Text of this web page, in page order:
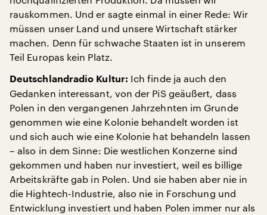
rauskommen. Und er sagte einmal in einer Rede: Wir
müssen unser Land und unsere Wirtschaft stärker
machen. Denn für schwache Staaten ist in unserem
Teil Europas kein Platz.
Deutschlandradio Kultur: Ich finde ja auch den
Gedanken interessant, von der PiS geäußert, dass
Polen in den vergangenen Jahrzehnten im Grunde
genommen wie eine Kolonie behandelt worden ist
und sich auch wie eine Kolonie hat behandeln lassen
– also in dem Sinne: Die westlichen Konzerne sind
gekommen und haben nur investiert, weil es billige
Arbeitskräfte gab in Polen. Und sie haben aber nie in
die Hightech-Industrie, also nie in Forschung und
Entwicklung investiert und haben Polen immer nur als